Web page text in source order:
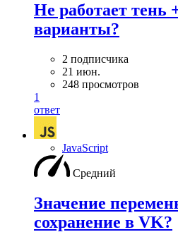
Не работает тень
варианты?
2 подписчика
21 июн.
248 просмотров
1
ответ
JavaScript
Средний
Значение
сохранение в VK?